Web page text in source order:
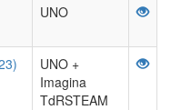
UNO
UNO +
Imagina
TdRSTEAM